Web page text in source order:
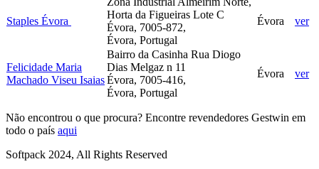
Staples Évora
Horta da Figueiras Lote C
Évora, 7005-872,
Évora, Portugal
Évora ver
Felicidade Maria
Machado Viseu Isaias
Bairro da Casinha Rua Diogo
Dias Melgaz n 11
Évora, 7005-416,
Évora, Portugal
Évora ver
Não encontrou o que procura? Encontre revendedores Gestwin em
todo o país aqui
Softpack 2024, All Rights Reserved